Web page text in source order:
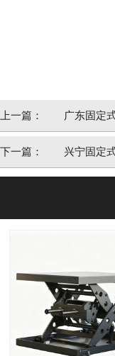
上一篇： 广东固定
丰富苏州
下一篇： 兴宁固定